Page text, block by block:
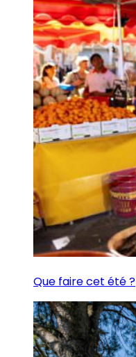
Que faire cet été ?